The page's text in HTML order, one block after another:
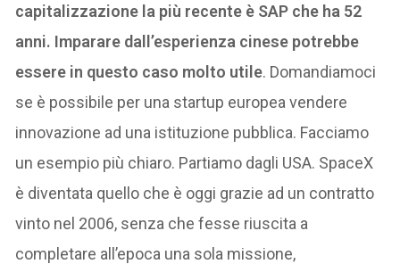
capitalizzazione la più recente è SAP che ha 52
anni. Imparare dall’esperienza cinese potrebbe
essere in questo caso molto utile. Domandiamoci
se è possibile per una startup europea vendere
innovazione ad una istituzione pubblica. Facciamo
un esempio più chiaro. Partiamo dagli USA. SpaceX
è diventata quello che è oggi grazie ad un contratto
vinto nel 2006, senza che fesse riuscita a
completare all’epoca una sola missione,